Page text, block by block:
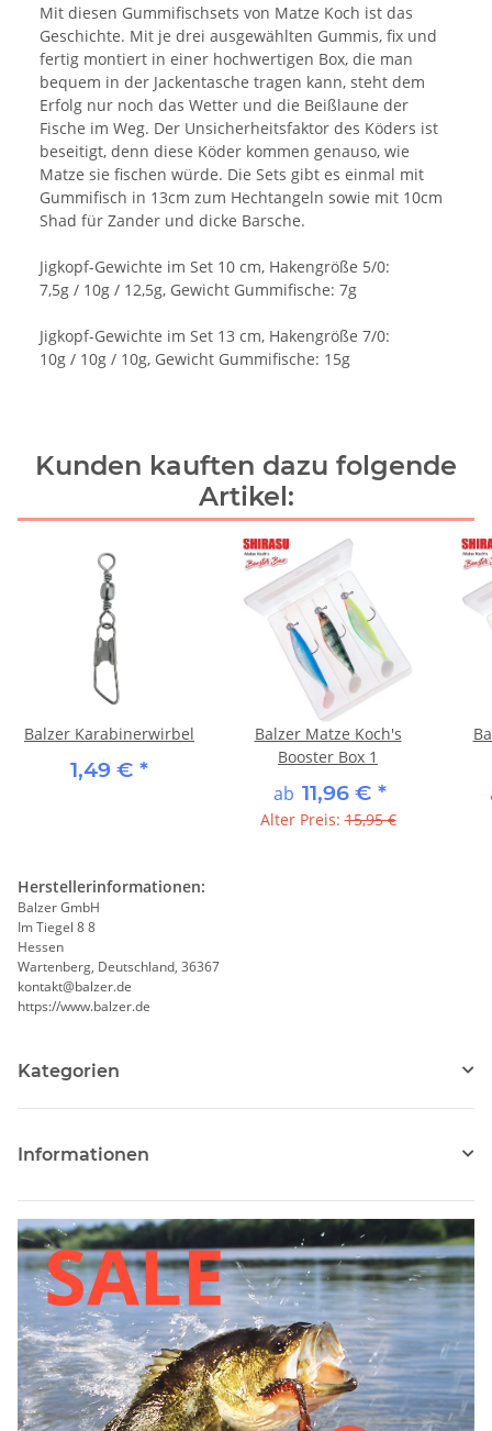
Mit diesen Gummifischsets von Matze Koch ist das
Geschichte. Mit je drei ausgewählten Gummis, fix und
fertig montiert in einer hochwertigen Box, die man
bequem in der Jackentasche tragen kann, steht dem
Erfolg nur noch das Wetter und die Beißlaune der
Fische im Weg. Der Unsicherheitsfaktor des Köders ist
beseitigt, denn diese Köder kommen genauso, wie
Matze sie fischen würde. Die Sets gibt es einmal mit
Gummifisch in 13cm zum Hechtangeln sowie mit 10cm
Shad für Zander und dicke Barsche.
Jigkopf-Gewichte im Set 10 cm, Hakengröße 5/0:
7,5g / 10g / 12,5g, Gewicht Gummifische: 7g
Jigkopf-Gewichte im Set 13 cm, Hakengröße 7/0:
10g / 10g / 10g, Gewicht Gummifische: 15g
Kunden kauften dazu folgende
Artikel:
Balzer Karabinerwirbel
1,49 € *
Balzer Matze Koch's
Booster Box 1
ab 11,96 € *
Alter Preis:15,95 €
Herstellerinformationen:
Balzer GmbH
Im Tiegel 8 8
Hessen
Wartenberg, Deutschland, 36367
kontakt@balzer.de
https://www.balzer.de
Kategorien
Informationen